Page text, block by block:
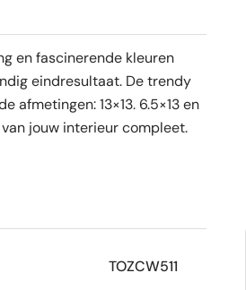
en fascinerende kleuren
eindresultaat. De trendy
afmetingen: 13×13. 6.5×13 en
jouw interieur compleet.
TOZCW511